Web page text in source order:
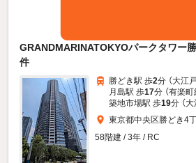
GRANDMARINATOKYOパークタワー
件
勝どき駅 歩2分 （大江
月島駅 歩17分 （有楽町
築地市場駅 歩19分 （大
東京都中央区勝どき4
58階建 / 3年 / RC